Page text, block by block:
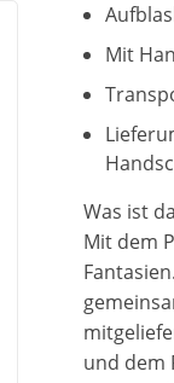
Mit
Was ist
Mit dem
und dem